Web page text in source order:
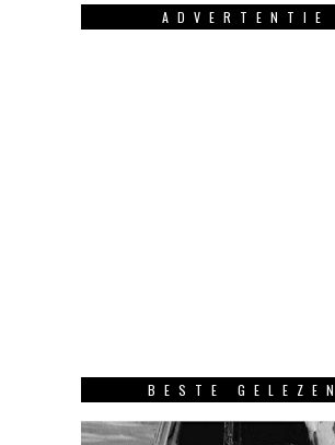
ADVERTENTIE
BESTE GELEZEN